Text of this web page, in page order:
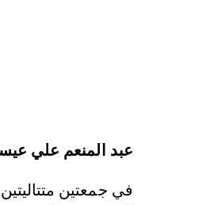
| عبد المنعم علي
في جمعتين